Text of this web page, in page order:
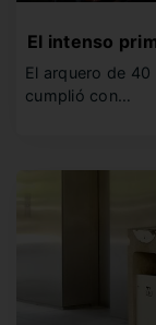
El intenso
El arquero de
cumplió con…